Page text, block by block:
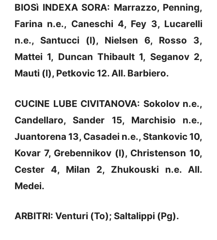
BIOSì INDEXA SORA: Marrazzo, Penning,
Farina n.e., Caneschi 4, Fey 3, Lucarelli
n.e., Santucci (l), Nielsen 6, Rosso 3,
Mattei 1, Duncan Thibault 1, Seganov 2,
Mauti (l), Petkovic 12. All. Barbiero.
CUCINE LUBE CIVITANOVA: Sokolov n.e.,
Candellaro, Sander 15, Marchisio n.e.,
Juantorena 13, Casadei n.e., Stankovic 10,
Kovar 7, Grebennikov (l), Christenson 10,
Cester 4, Milan 2, Zhukouski n.e. All.
Medei.
ARBITRI: Venturi (To); Saltalippi (Pg).